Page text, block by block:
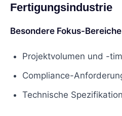
Fertigungsindustrie
Besondere Fokus-
Projektvolumen und -
Compliance-
Technische